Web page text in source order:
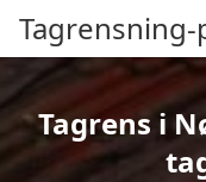
Tagrens i